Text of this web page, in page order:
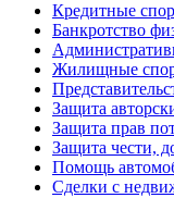
Кредитные
Банкротство
Жилищные
Защита
Защита прав
Защита чести,
Помощь
Сделки с